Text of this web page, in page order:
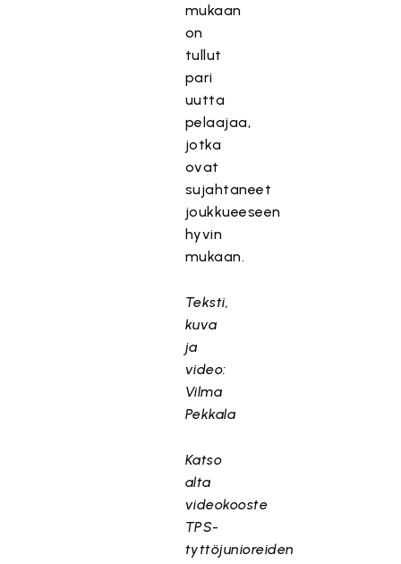
mukaan
on
tullut
pari
uutta
pelaajaa,
jotka
ovat
sujahtaneet
joukkueeseen
hyvin
mukaan.
Teksti,
kuva
ja
video:
Vilma
Pekkala
Katso
alta
videokooste
TPS-
tyttöjunioreiden
T
ä
s
ä
l
t
ö
o
e
s
t
y
k
o
s
k
a